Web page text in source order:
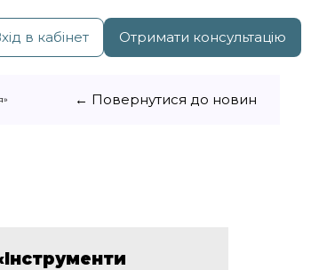
в кабінет Отримати консультацію
← Повернутися до новин